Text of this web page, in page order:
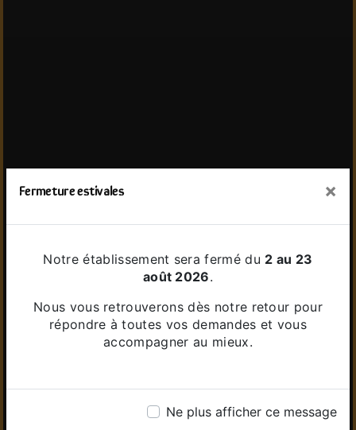
Fermeture estivales ×
Notre établissement sera fermé du 2 au 23
août 2026.
Nous vous retrouverons dès notre retour pour
répondre à toutes vos demandes et vous
accompagner au mieux.
Ne plus afficher ce message